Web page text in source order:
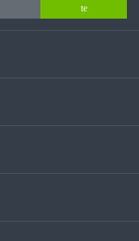
te